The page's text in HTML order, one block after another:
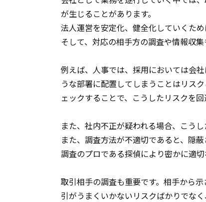
が生じることがあります。
法人運営を安定化、健全化していくた
そして、対応の相手方の調査や情報収
例えば、人事では、採用においては会
うな部署に配置してしまうことはリス
ェックすることで、こうしたリスクを
また、社内不正が疑われる場合、こう
また、調査方法が不適切であると、隠
調査のプロである探偵により密かに適切
取引相手の調査も重要です。相手から
引がうまくいかないリスクばかりでな